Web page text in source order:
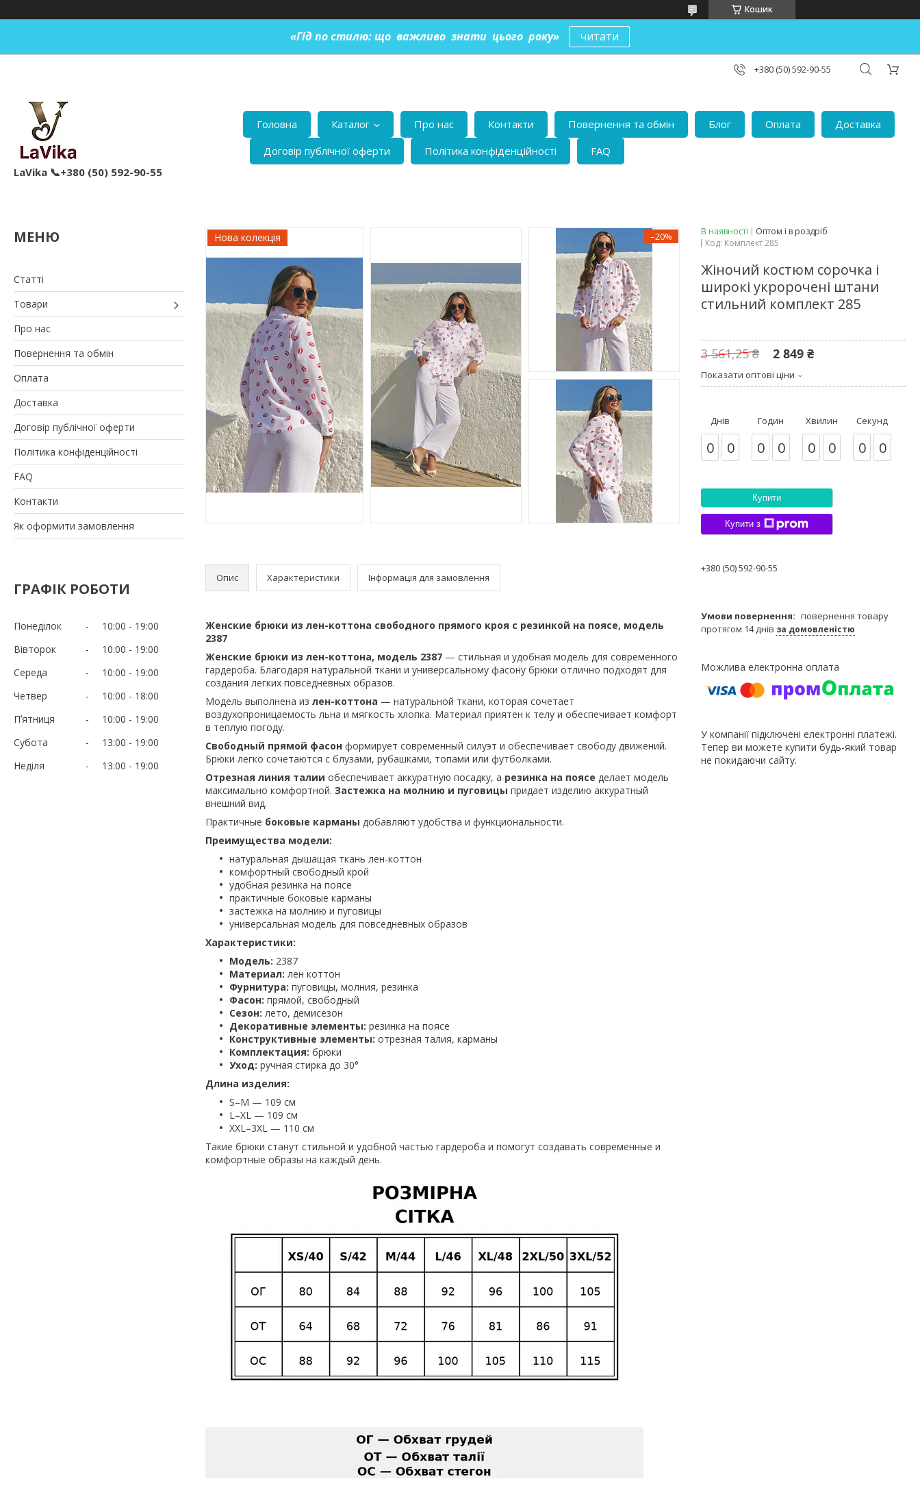
Кошик
«Гід по стилю: що важливо знати цього року» читати
+380 (50) 592-90-55
LaVika 📞+380 (50) 592-90-55
Головна Каталог Про нас Контакти Повернення та обмін Блог Оплата
Доставка
Договір публічної оферти
Політика конфіденційності FAQ
Статті
Товари
Про нас
Повернення та обмін
Оплата
Доставка
Договір публічної оферти
Політика конфіденційності
FAQ
Контакти
Як оформити замовлення
ГРАФІК РОБОТИ
Понеділок 10:00
19:00
Вівторок
10:00
19:00
Середа
10:00
19:00
Четвер
10:00
18:00
Пʼятниця
10:00
19:00
Субота
13:00
19:00
Неділя
13:00 19:00
Нова колекція –20%
Опис Характеристики Інформація для замовлення
Женские брюки из лен-коттона свободного прямого кроя с резинкой на поясе, модель
2387
Женские брюки из лен-коттона, модель 2387 — стильная и удобная модель для современного
гардероба. Благодаря натуральной ткани и универсальному фасону брюки отлично подходят для
создания легких повседневных образов.
Модель выполнена из лен-коттона — натуральной ткани, которая сочетает
воздухопроницаемость льна и мягкость хлопка. Материал приятен к телу и обеспечивает комфорт
в теплую погоду.
Свободный прямой фасон формирует современный силуэт и обеспечивает свободу движений.
Брюки легко сочетаются с блузами, рубашками, топами или футболками.
Отрезная линия талии обеспечивает аккуратную посадку, а резинка на поясе делает модель
максимально комфортной. Застежка на молнию и пуговицы придает изделию аккуратный
внешний вид.
Практичные боковые карманы добавляют удобства и функциональности.
Преимущества модели:
натуральная дышащая ткань лен-коттон
комфортный свободный крой
удобная резинка на поясе
практичные боковые карманы
застежка на молнию и пуговицы
универсальная модель для повседневных образов
Характеристики:
Модель: 2387
Материал: лен коттон
Фурнитура: пуговицы, молния, резинка
Фасон: прямой, свободный
Сезон: лето, демисезон
Декоративные элементы: резинка на поясе
Конструктивные элементы: отрезная талия, карманы
Комплектация: брюки
Уход: ручная стирка до 30°
Длина изделия:
S–M — 109 см
L–XL — 109 см
XXL–3XL — 110 см
Такие брюки станут стильной и удобной частью гардероба и помогут создавать современные и
комфортные образы на каждый день.
В наявності
Оптом і в роздріб
Код: Комплект 285
Жіночий костюм сорочка і
широкі укророчені штани
стильний комплект 285
3 561,25 ₴ 2 849 ₴
Показати оптові ціни
Днів
0 0
Годин
0 0
Хвилин
0 0
Секунд
0 0
Купити
Купити з
+380 (50) 592-90-55
повернення товару
протягом 14 днів за домовленістю
У компанії підключені електронні платежі.
Тепер ви можете купити будь-який товар
не покидаючи сайту.